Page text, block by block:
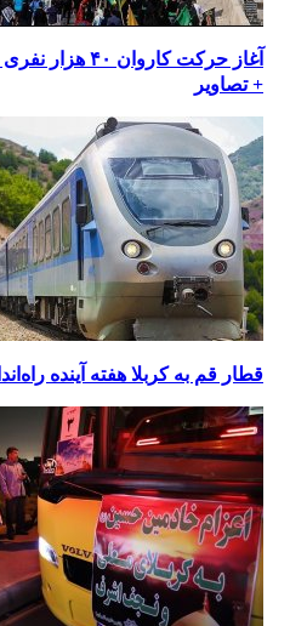
آغاز حرکت کاروان
+ تصاویر
قطار قم به کربلا هفته آینده